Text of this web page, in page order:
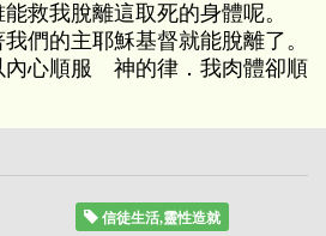
救我脫離這取死的身體呢。
們的主耶穌基督就能脫離了。
內心順服 神的律．我肉體卻順
信徒生活,靈性造就